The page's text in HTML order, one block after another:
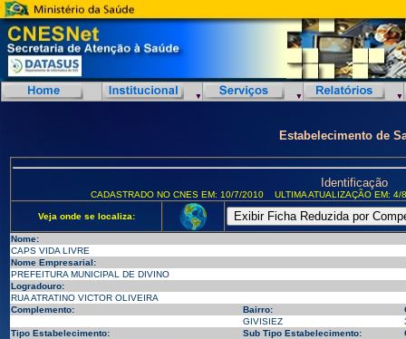
Estabelecimento de
Identificação
CADASTRADO NO CNES EM: 10/7/2010 ULTIMA ATUALIZAÇÃO EM:
Veja onde se localiza:
Nome:
CAPS VIDA LIVRE
Nome Empresarial:
PREFEITURA MUNICIPAL DE DIVINO
Logradouro:
RUA ATRATINO VICTOR OLIVEIRA
Complemento:
Bairro:
GIVISIEZ
Tipo Estabelecimento:
Sub Tipo Estabelecimento: